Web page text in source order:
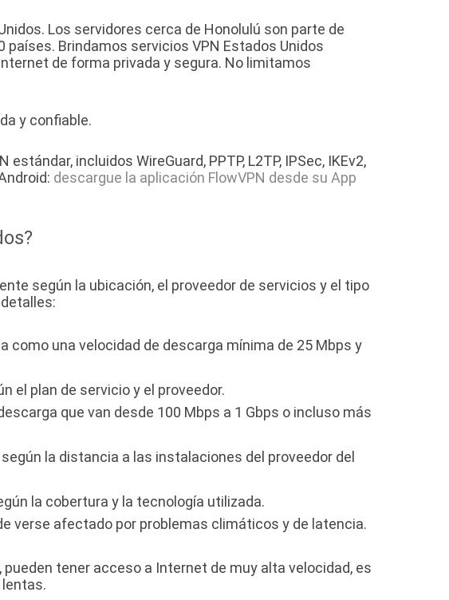
Los servidores cerca de Honolulú son parte de
Brindamos servicios VPN Estados Unidos
de forma privada y segura. No limitamos
y confiable.
incluidos WireGuard, PPTP, L2TP, IPSec, IKEv2,
descargue la aplicación FlowVPN desde su App
según la ubicación, el proveedor de servicios y el tipo
como una velocidad de descarga mínima de 25 Mbps y
el plan de servicio y el proveedor.
que van desde 100 Mbps a 1 Gbps o incluso más
la distancia a las instalaciones del proveedor del
la cobertura y la tecnología utilizada.
verse afectado por problemas climáticos y de latencia.
tener acceso a Internet de muy alta velocidad, es